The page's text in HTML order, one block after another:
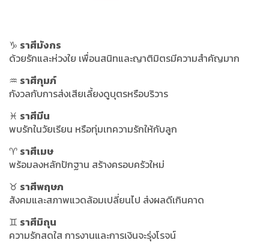
♑ ราศีมังกร
ด้วยรักและห่วงใย เพื่อนสนิทและญาติมิตรมีความสำคัญมาก
♒ ราศีกุมภ์
กังวลกับการส่งเสียเลี้ยงดูบุตรหรือบริวาร
♓ ราศีมีน
พบรักในวัยเรียน หรือทุ่มเทความรักให้กับลูก
♈ ราศีเมษ
พร้อมลงหลักปักฐาน สร้างครอบครัวใหม่
♉ ราศีพฤษภ
สังคมและสภาพแวดล้อมเปลี่ยนไป ส่งผลดีเกินคาด
♊ ราศีมิถุน
ความรักสดใส การงานและการเงินจะรุ่งโรจน์